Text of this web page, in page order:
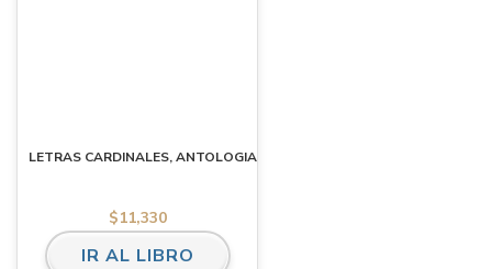
LETRAS CARDINALES, ANTOLOGIA
$11,330
IR AL LIBRO